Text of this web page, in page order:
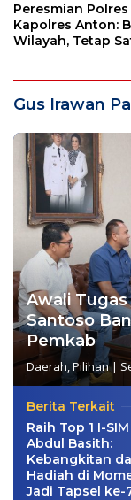
Peresmian Polres
Kapolres Anton:
Wilayah, Tetap
Gus Irawan
Awali
Santoso
Pemkab
Daerah Pilihan|
Berita Terkait
Raih Top 1 I-
Abdul Basith:
Kebangkitan
Hadiah di
Jadi Tapsel ke-